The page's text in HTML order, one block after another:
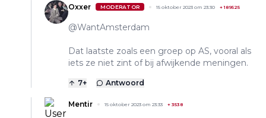
Oxxer MODERATOR 15 oktober 2023 om 23:30 +189525
@WantAmsterdam
Dat laatste zoals een groep op AS, vooral als
iets ze niet zint of bij afwijkende meningen.
7+ Antwoord
Mentir 15 oktober 2023 om 23:33 + 3538